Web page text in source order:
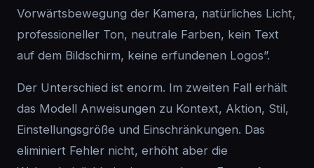
Vorwärtsbewegung der Kamera, natürliches Licht,
professioneller Ton, neutrale Farben, kein Text
auf dem Bildschirm, keine erfundenen Logos”.
Der Unterschied ist enorm. Im zweiten Fall erhält
das Modell Anweisungen zu Kontext, Aktion, Stil,
Einstellungsgröße und Einschränkungen. Das
eliminiert Fehler nicht, erhöht aber die